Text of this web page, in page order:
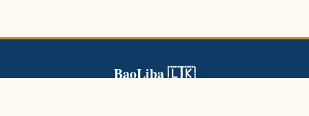
BaoLiba 🇱🇰